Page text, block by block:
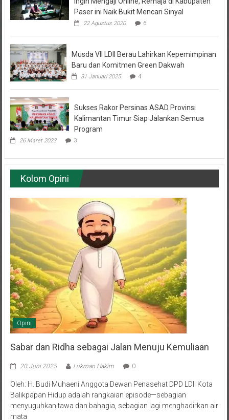
22 Agustus 2020 6
Baru dan Komitmen Green Dakwah
31 Januari 2025 4
Kalimantan Timur Siap Jalankan Semua
Program
26 Maret 2023 3
Kolom Opini
Opini
Sabar dan Ridha sebagai Jalan Menuju Kemuliaan
Balikpapan Hidup adalah rangkaian episode—sebagian
menyuguhkan tawa dan bahagia, sebagian lagi menghadirkan air
mata